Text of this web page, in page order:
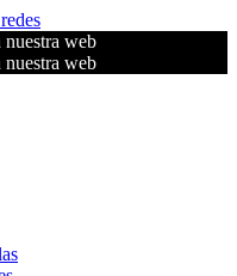
web
web